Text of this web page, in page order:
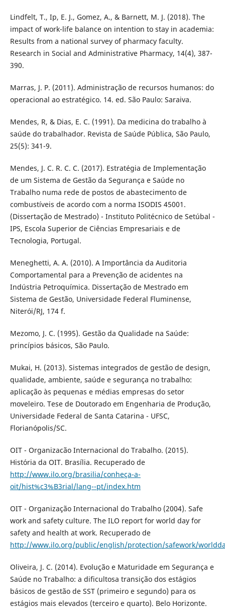
Lindfelt, T., Ip, E. J., Gomez, A., & Barnett, M. J. (2018). The
impact of work-life balance on intention to stay in academia:
Results from a national survey of pharmacy faculty.
Research in Social and Administrative Pharmacy, 14(4), 387-
390.
Marras, J. P. (2011). Administração de recursos humanos: do
operacional ao estratégico. 14. ed. São Paulo: Saraiva.
Mendes, R, & Dias, E. C. (1991). Da medicina do trabalho à
saúde do trabalhador. Revista de Saúde Pública, São Paulo,
25(5): 341-9.
Mendes, J. C. R. C. C. (2017). Estratégia de Implementação
de um Sistema de Gestão da Segurança e Saúde no
Trabalho numa rede de postos de abastecimento de
combustíveis de acordo com a norma ISODIS 45001.
(Dissertação de Mestrado) - Instituto Politécnico de Setúbal -
IPS, Escola Superior de Ciências Empresariais e de
Tecnologia, Portugal.
Meneghetti, A. A. (2010). A Importância da Auditoria
Comportamental para a Prevenção de acidentes na
Indústria Petroquímica. Dissertação de Mestrado em
Sistema de Gestão, Universidade Federal Fluminense,
Niterói/RJ, 174 f.
Mezomo, J. C. (1995). Gestão da Qualidade na Saúde:
princípios básicos, São Paulo.
Mukai, H. (2013). Sistemas integrados de gestão de design,
qualidade, ambiente, saúde e segurança no trabalho:
aplicação às pequenas e médias empresas do setor
moveleiro. Tese de Doutorado em Engenharia de Produção,
Universidade Federal de Santa Catarina - UFSC,
Florianópolis/SC.
OIT - Organizacão Internacional do Trabalho. (2015).
História da OIT. Brasília. Recuperado de
http://www.ilo.org/brasilia/conheça-a-
oit/hist%c3%B3rial/lang--pt/index.htm
OIT - Organização Internacional do Trabalho (2004). Safe
work and safety culture. The ILO report for world day for
safety and health at work. Recuperado de
http://www.ilo.org/public/english/protection/safework/
Oliveira, J. C. (2014). Evolução e Maturidade em Segurança e
Saúde no Trabalho: a dificultosa transição dos estágios
básicos de gestão de SST (primeiro e segundo) para os
estágios mais elevados (terceiro e quarto). Belo Horizonte.